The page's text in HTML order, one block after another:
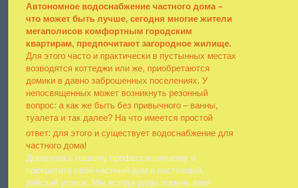
Автономное водоснабжение частного дома –
что может быть лучше, сегодня многие жители
мегаполисов комфортным городским
квартирам, предпочитают загородное жилище.
Для этого часто и практически в пустынных местах
возводятся коттеджи или же, приобретаются
домики в давно заброшенных поселениях. У
непосвященных может возникнуть резонный
вопрос: а как же быть без привычного – ванны,
туалета и так далее? На что имеется простой
ответ: для этого и существует водоснабжение для
частного дома!
Доверьтесь нашему профессионализму и
превратите свой частный дом в настоящий,
райский уголок. Мы всегда рады помочь вам!